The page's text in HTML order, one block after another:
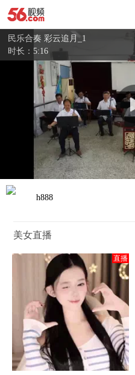
民乐合奏 彩云追月_1
时长：5:16
h888
美女直播
直播